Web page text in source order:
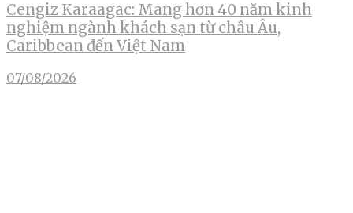
Cengiz Karaagac: Mang hơn 40 năm kinh
nghiệm ngành khách sạn từ châu Âu,
Caribbean đến Việt Nam
07/08/2026